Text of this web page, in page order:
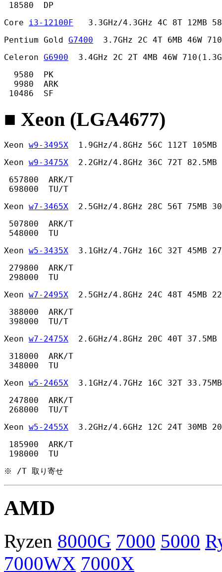
18580  DP
Core i3-12100F
3.3GHz/4.3GHz 4C 8T 12MB
Pentium Gold G7400
3.7GHz 2C 4T 6MB 46W
Celeron G6900
3.4GHz 2C 2T 4MB 46W
  9580  PK
  9980  ARK
10486  SF
■ Xeon (LGA4677)
Xeon w9-3495X
1.9GHz/4.8GHz 56C 112T 105MB
Xeon w9-3475X
2.2GHz/4.8GHz 36C 72T 82.5MB
657800  ARK/T
698000  TU/T
Xeon w7-3465X
2.5GHz/4.8GHz 28C 56T 75MB
507800  ARK/T
548000  TU
Xeon w5-3435X
3.1GHz/4.7GHz 16C 32T 45MB
279800  ARK/T
298000  TU
Xeon w7-2495X
2.5GHz/4.8GHz 24C 48T 45MB
388000  ARK/T
398000  TU/T
Xeon w7-2475X
2.6GHz/4.8GHz 20C 40T 37.5MB
318000  ARK/T
348000  TU
Xeon w5-2465X
3.1GHz/4.7GHz 16C 32T
247800  ARK/T
268000  TU/T
Xeon w5-2455X
3.2GHz/4.6GHz 12C 24T 30MB
185900  ARK/T
198000  TU
※ /T 取り寄せ
AMD
Ryzen 8000G 7000 5000
7000WX 7000X